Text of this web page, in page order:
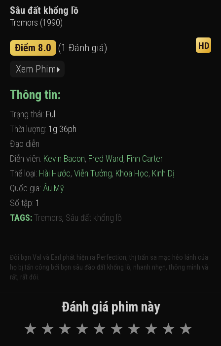
Sâu đất khổng lồ
Tremors (1990)
Điểm 8.0 (1 Đánh giá) HD
Xem Phim
Thông tin:
Trạng thái: Full
Thời lượng: 1g 36ph
Đạo diễn
Diễn viên: Kevin Bacon, Fred Ward, Finn Carter
Thể loại: Hài Hước, Viễn Tưởng, Khoa Học, Kinh Dị
Quốc gia: Âu Mỹ
Số tập: 1
TAGS:Tremors, Sâu đất khổng lồ
Đôi bạn Val và Earl phát hiện ra Perfection, thị trấn sa mạc hẻo lánh của
họ bị tấn công bởi bọn sâu đào đất khổng lồ, nhanh nhẹn, thông minh và
rất, rất đói.
Đánh giá phim này